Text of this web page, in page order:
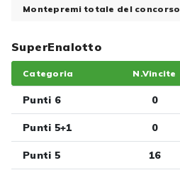
Montepremi totale del concorso
SuperEnalotto
Categoria N.Vincite
Punti 6 0
Punti 5+1 0
Punti 5 16